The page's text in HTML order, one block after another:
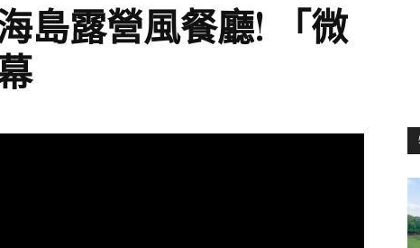
島露營風餐廳! 「微